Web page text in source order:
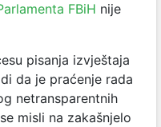
FBiH nije
pisanja izvještaja
da je praćenje rada
netransparentnih
misli na zakašnjelo